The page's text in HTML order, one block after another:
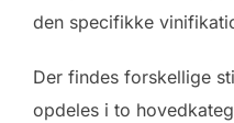
den specifikke
Der findes forskellige
opdeles i to